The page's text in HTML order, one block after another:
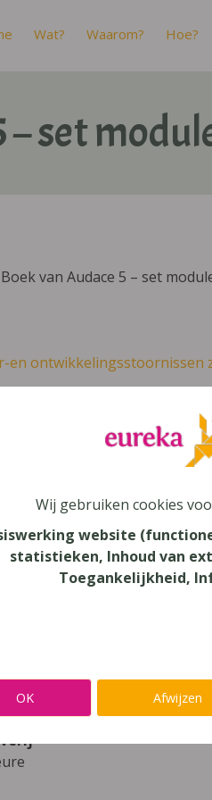
Wat? Waarom? Hoe?
– set
van Audace 5 – set
en ontwikkelingsstoornissen
in je talent'
en lees
5 – set modules
Wij gebruiken cookies
website
statistieken, Inhoud van
Toegankelijkheid,
OK Afwijzen